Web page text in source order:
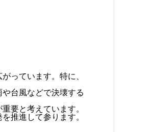
っています。特に、
台風などで決壊する
要と考えています。
推進して参ります。